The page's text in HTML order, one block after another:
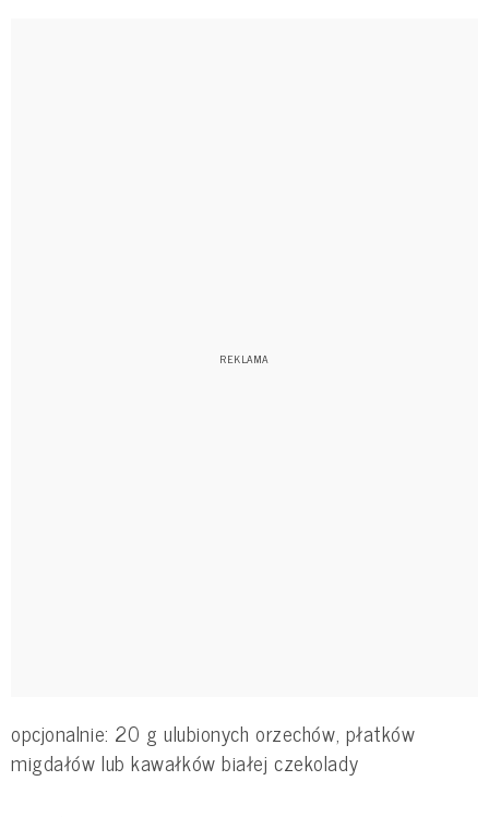
opcjonalnie: 20 g ulubionych orzechów, płatków
migdałów lub kawałków białej czekolady